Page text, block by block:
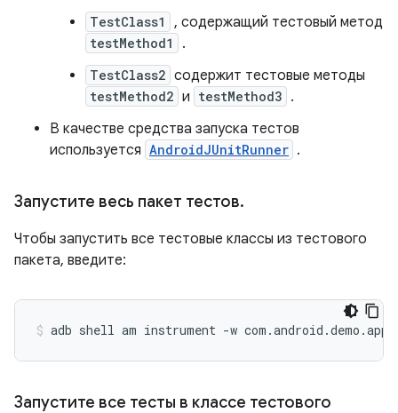
TestClass1 , содержащий тестовый метод
testMethod1 .
TestClass2 содержит тестовые методы
testMethod2 и testMethod3 .
В качестве средства запуска тестов
используется AndroidJUnitRunner .
Запустите весь пакет тестов.
Чтобы запустить все тестовые классы из тестового
пакета, введите:
adb shell am instrument -w
Запустите все тесты в классе тестового